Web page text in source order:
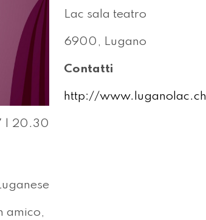
| 20.30
amico,
Lac sala teatro
6900, Lugano
Contatti
http://www.luganolac.ch